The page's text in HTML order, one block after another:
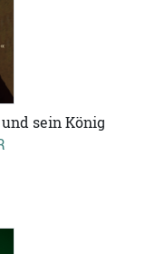
sein König